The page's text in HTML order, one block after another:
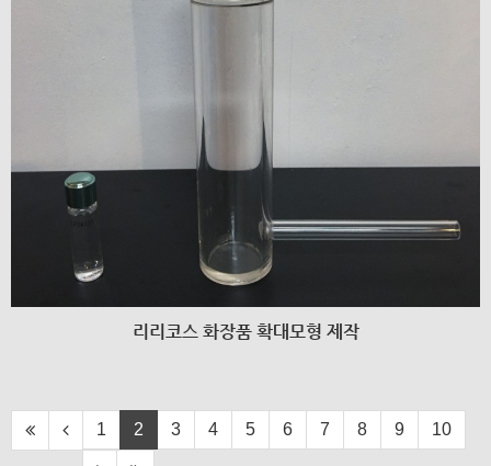
리리코스 화장품 확대모형 제작
1 2 3 4 5 6 7 8 9 10